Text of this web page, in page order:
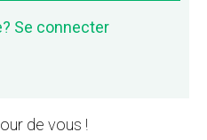
Se connecter
de vous !